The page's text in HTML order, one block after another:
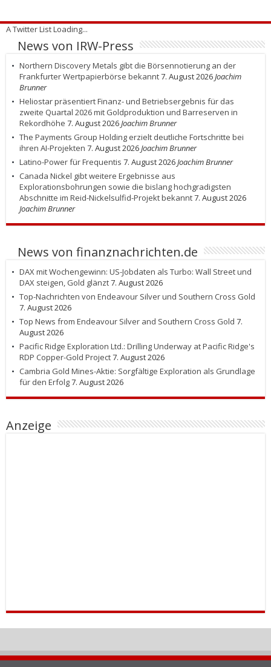
A Twitter List Loading...
News von IRW-Press
Northern Discovery Metals gibt die Börsennotierung an der
Frankfurter Wertpapierbörse bekannt7. August 2026Joachim
Brunner
Heliostar präsentiert Finanz- und Betriebsergebnis für das
zweite Quartal 2026 mit Goldproduktion und Barreserven in
Rekordhöhe 7. August 2026Joachim Brunner
The Payments Group Holding erzielt deutliche Fortschritte bei
ihren AI-Projekten 7. August 2026Joachim Brunner
Latino-Power für Frequentis 7. August 2026Joachim Brunner
Canada Nickel gibt weitere Ergebnisse aus
Explorationsbohrungen sowie die bislang hochgradigsten
Abschnitte im Reid-Nickelsulfid-Projekt bekannt7. August 2026
Joachim Brunner
News von finanznachrichten.de
DAX mit Wochengewinn: US-Jobdaten als Turbo: Wall Street und
DAX steigen, Gold glänzt7. August 2026
Top-Nachrichten von Endeavour Silver und Southern Cross Gold
7. August 2026
Top News from Endeavour Silver and Southern Cross Gold 7.
August 2026
Pacific Ridge Exploration Ltd.: Drilling Underway at Pacific Ridge's
RDP Copper-Gold Project7. August 2026
Cambria Gold Mines-Aktie: Sorgfältige Exploration als Grundlage
für den Erfolg7. August 2026
Anzeige